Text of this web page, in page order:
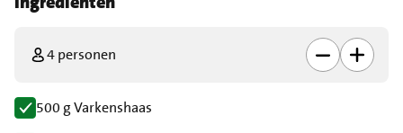
4 personen
500 g Varkenshaas